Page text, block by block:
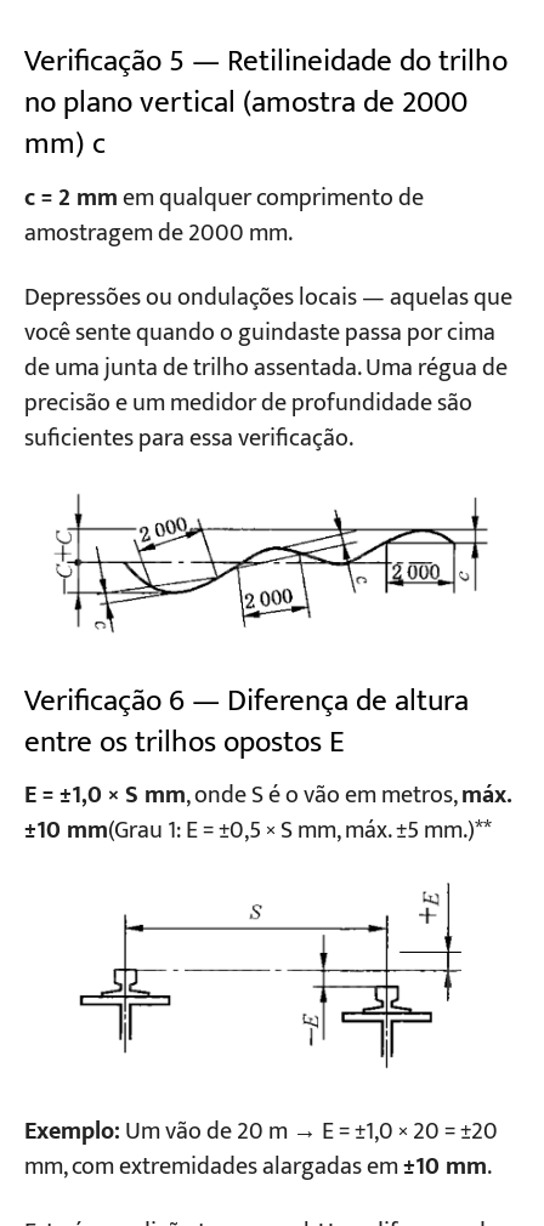
Verificação 5 — Retilineidade do trilho
no plano vertical (amostra de 2000
mm) c
c = 2 mmem qualquer comprimento de
amostragem de 2000 mm.
Depressões ou ondulações locais — aquelas que
você sente quando o guindaste passa por cima
de uma junta de trilho assentada. Uma régua de
precisão e um medidor de profundidade são
suficientes para essa verificação.
Verificação 6 — Diferença de altura
entre os trilhos opostos E
E = ±1,0 × S mm, onde S é o vão em metros,máx.
±10 mm(Grau 1: E = ±0,5 × S mm, máx. ±5 mm.)**
Exemplo:Um vão de 20 m → E = ±1,0 × 20 = ±20
mm, com extremidades alargadas em±10 mm.